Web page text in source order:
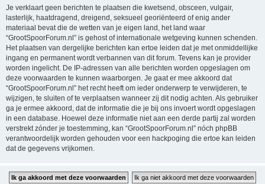
Je verklaart geen berichten te plaatsen die kwetsend, obsceen, vulgair,
lasterlijk, haatdragend, dreigend, seksueel georiënteerd of enig ander
materiaal bevat die de wetten van je eigen land, het land waar
“GrootSpoorForum.nl” is gehost of internationale wetgeving kunnen schenden.
Het plaatsen van dergelijke berichten kan ertoe leiden dat je met onmiddellijke
ingang en permanent wordt verbannen van dit forum. Tevens kan je provider
worden ingelicht. De IP-adressen van alle berichten worden opgeslagen om
deze voorwaarden te kunnen waarborgen. Je gaat er mee akkoord dat
“GrootSpoorForum.nl” het recht heeft om ieder onderwerp te verwijderen, te
wijzigen, te sluiten of te verplaatsen wanneer zij dit nodig achten. Als gebruiker
ga je ermee akkoord, dat de informatie die je bij ons invoert wordt opgeslagen
in een database. Hoewel deze informatie niet aan een derde partij zal worden
verstrekt zónder je toestemming, kan “GrootSpoorForum.nl” nóch phpBB
verantwoordelijk worden gehouden voor een hackpoging die ertoe kan leiden
dat de gegevens vrijkomen.